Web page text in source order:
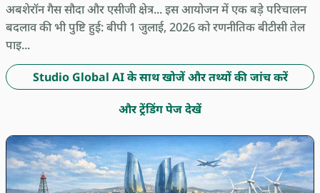
अबशेरॉन गैस सौदा और एसीजी क्षेत्र... इस आयोजन में एक बड़े परिचालन
बदलाव की भी पुष्टि हुई: बीपी 1 जुलाई, 2026 को रणनीतिक बीटीसी तेल
पाइ...
Studio Global AI के साथ खोजें और तथ्यों की जांच करें
और ट्रेंडिंग पेज देखें